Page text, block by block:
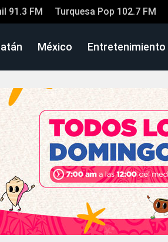
91.3 FM Turquesa Pop 102.7 FM
México Entretenimiento